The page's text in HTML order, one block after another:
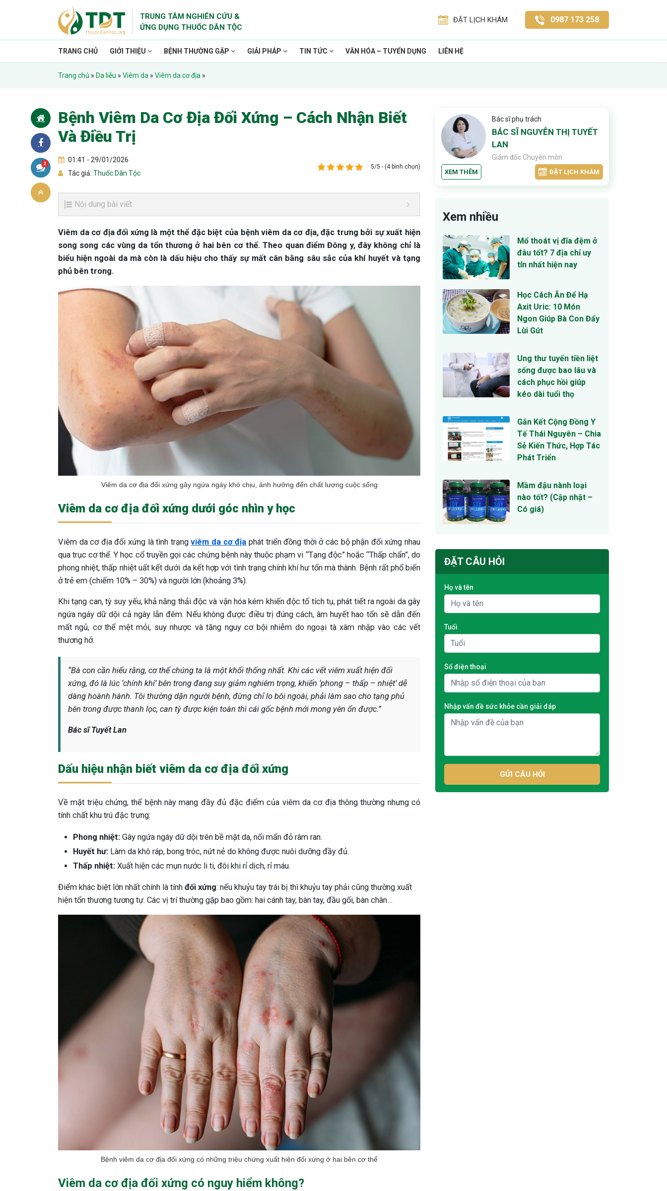
TRUNG TÂM NGHIÊN CỨU &
ỨNG DỤNG THUỐC DÂN TỘC
ĐẶT LỊCH KHÁM 0987 173 258
TRANG CHỦ GIỚI THIỆU BỆNH THƯỜNG GẶP GIẢI PHÁP TIN TỨC VĂN HÓA – TUYỂN DỤNG LIÊN HỆ
Trang chủ » Da liễu » Viêm da » Viêm da cơ địa »
Bệnh Viêm Da Cơ Địa Đối Xứng – Cách Nhận Biết
Và Điều Trị
01:41 - 29/01/2026
Tác giả: Thuốc Dân Tộc
5/5 - (4 bình chọn)
2
Nội dung bài viết
Viêm da cơ địa đối xứng là một thể đặc biệt của bệnh viêm da cơ địa, đặc trưng bởi sự xuất hiện
song song các vùng da tổn thương ở hai bên cơ thể. Theo quan điểm Đông y, đây không chỉ là
biểu hiện ngoài da mà còn là dấu hiệu cho thấy sự mất cân bằng sâu sắc của khí huyết và tạng
phủ bên trong.
Viêm da cơ địa đối xứng gây ngứa ngáy khó chịu, ảnh hưởng đến chất lượng cuộc sống
Viêm da cơ địa đối xứng dưới góc nhìn y học
Viêm da cơ địa đối xứng là tình trạngviêm da cơ địa phát triển đồng thời ở các bộ phận đối xứng nhau
qua trục cơ thể. Y học cổ truyền gọi các chứng bệnh này thuộc phạm vi “Tạng độc” hoặc “Thấp chẩn”, do
phong nhiệt, thấp nhiệt uất kết dưới da kết hợp với tình trạng chính khí hư tổn mà thành. Bệnh rất phổ biến
ở trẻ em (chiếm 10% – 30%) và người lớn (khoảng 3%).
Khi tạng can, tỳ suy yếu, khả năng thải độc và vận hóa kém khiến độc tố tích tụ, phát tiết ra ngoài da gây
ngứa ngáy dữ dội cả ngày lẫn đêm. Nếu không được điều trị đúng cách, âm huyết hao tổn sẽ dẫn đến
mất ngủ, cơ thể mệt mỏi, suy nhược và tăng nguy cơ bội nhiễm do ngoại tà xâm nhập vào các vết
thương hở.
“Bà con cần hiểu rằng, cơ thể chúng ta là một khối thống nhất. Khi các vết viêm xuất hiện đối
xứng, đó là lúc ‘chính khí’ bên trong đang suy giảm nghiêm trọng, khiến ‘phong – thấp – nhiệt’ dễ
dàng hoành hành. Tôi thường dặn người bệnh, đừng chỉ lo bôi ngoài, phải làm sao cho tạng phủ
bên trong được thanh lọc, can tỳ được kiện toàn thì cái gốc bệnh mới mong yên ổn được.”
Bác sĩ Tuyết Lan
Dấu hiệu nhận biết viêm da cơ địa đối xứng
Về mặt triệu chứng, thể bệnh này mang đầy đủ đặc điểm của viêm da cơ địa thông thường nhưng có
tính chất khu trú đặc trưng:
Phong nhiệt: Gây ngứa ngáy dữ dội trên bề mặt da, nổi mẩn đỏ râm ran.
Huyết hư: Làm da khô ráp, bong tróc, nứt nẻ do không được nuôi dưỡng đầy đủ.
Thấp nhiệt: Xuất hiện các mụn nước li ti, đôi khi rỉ dịch, rỉ máu.
Điểm khác biệt lớn nhất chính là tính đối xứng: nếu khuỷu tay trái bị thì khuỷu tay phải cũng thường xuất
hiện tổn thương tương tự. Các vị trí thường gặp bao gồm: hai cánh tay, bàn tay, đầu gối, bàn chân…
Bệnh viêm da cơ địa đối xứng có những triệu chứng xuất hiện đối xứng ở hai bên cơ thể
Viêm da cơ địa đối xứng có nguy hiểm không?
Bác sĩ phụ trách
BÁC SĨ NGUYỄN THỊ TUYẾT
LAN
Giám đốc Chuyên môn
XEM THÊM ĐẶT LỊCH KHÁM
Xem nhiều
Mổ thoát vị đĩa đệm ở
đâu tốt? 7 địa chỉ uy
tín nhất hiện nay
Học Cách Ăn Để Hạ
Axit Uric: 10 Món
Ngon Giúp Bà Con Đẩy
Lùi Gút
Ung thư tuyến tiền liệt
sống được bao lâu và
cách phục hồi giúp
kéo dài tuổi thọ
Gắn Kết Cộng Đồng Y
Tế Thái Nguyên – Chia
Sẻ Kiến Thức, Hợp Tác
Phát Triển
Mầm đậu nành loại
nào tốt? (Cập nhật –
Có giá)
ĐẶT CÂU HỎI
Họ và tên
Tuổi
Số điện thoại
Nhập vấn đề sức khỏe cần giải đáp
GỬI CÂU HỎI